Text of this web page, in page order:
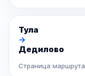
Тула
→
Дедилово
Страница маршрута